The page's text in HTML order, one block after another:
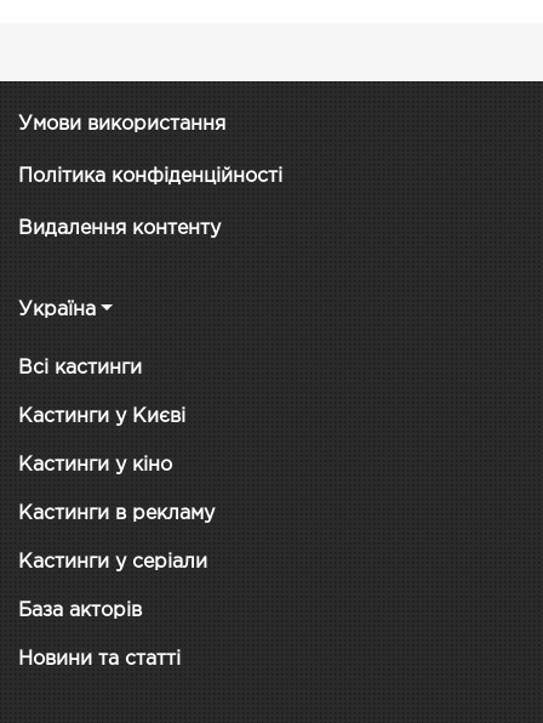
Умови використання
Політика конфіденційності
Видалення контенту
Україна
Всі кастинги
Кастинги у Києві
Кастинги у кіно
Кастинги в рекламу
Кастинги у серіали
База акторів
Новини та статті